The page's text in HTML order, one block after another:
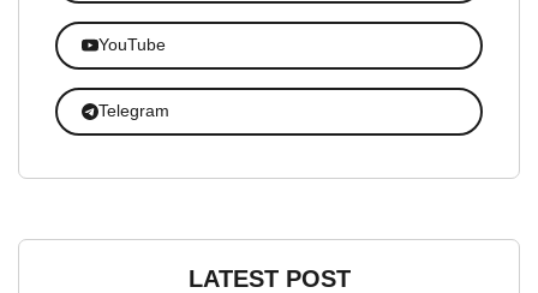
YouTube
Telegram
LATEST POST